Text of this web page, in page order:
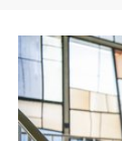
i
n
d
h
i
e